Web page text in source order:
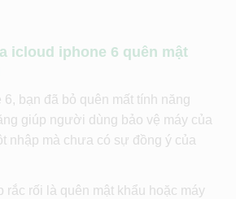
icloud iphone 6 quên mật
bạn đã bỏ quên mất tính năng
giúp người dùng bảo vệ máy của
nhập mà chưa có sự đồng ý của
rắc rối là quên mật khẩu hoặc máy